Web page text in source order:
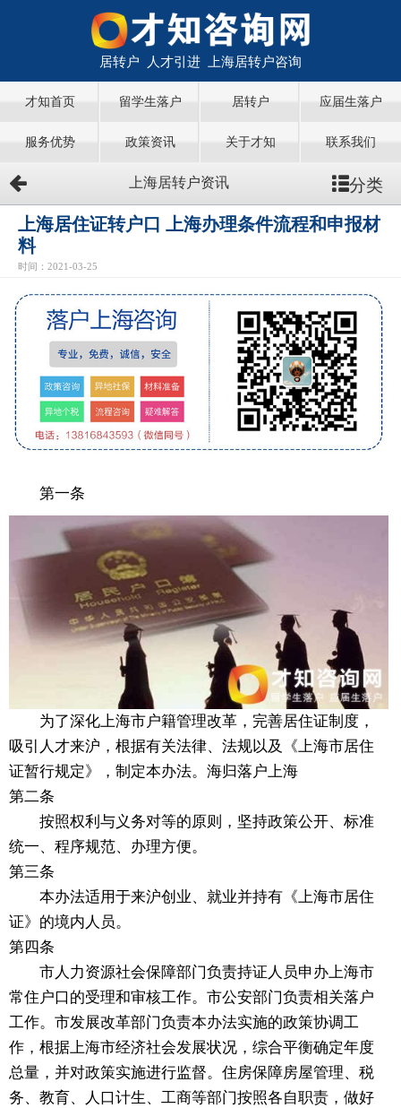
居转户 人才引进 上海居转户咨询
才知首页 留学生落户 居转户 应届生落户
服务优势 政策资讯 关于才知 联系我们
上海居转户资讯 分类
上海居住证转户口 上海办理条件流程和申报材
料
时间：2021-03-25
第一条
为了深化上海市户籍管理改革，完善居住证制度，
吸引人才来沪，根据有关法律、法规以及《上海市居住
证暂行规定》，制定本办法。海归落户上海
第二条
按照权利与义务对等的原则，坚持政策公开、标准
统一、程序规范、办理方便。
第三条
本办法适用于来沪创业、就业并持有《上海市居住
证》的境内人员。
第四条
市人力资源社会保障部门负责持证人员申办上海市
常住户口的受理和审核工作。市公安部门负责相关落户
工作。市发展改革部门负责本办法实施的政策协调工
作，根据上海市经济社会发展状况，综合平衡确定年度
总量，并对政策实施进行监督。住房保障房屋管理、税
务、教育、人口计生、工商等部门按照各自职责，做好